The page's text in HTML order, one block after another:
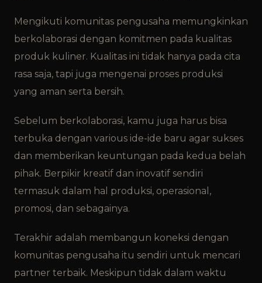
Mengikuti komunitas pengusaha memungkinkan
berkolaborasi dengan komitmen pada kualitas
produk kuliner. Kualitas ini tidak hanya pada cita
rasa saja, tapi juga mengenai proses produksi
yang aman serta bersih.
Sebelum berkolaborasi, kamu juga harus bisa
terbuka dengan various ide-ide baru agar sukses
dan memberikan keuntungan pada kedua belah
pihak. Berpikir kreatif dan inovatif sendiri
termasuk dalam hal produksi, operasional,
promosi, dan sebagainya.
Terakhir adalah membangun koneksi dengan
komunitas pengusaha itu sendiri untuk mencari
partner terbaik. Meskipun tidak dalam waktu